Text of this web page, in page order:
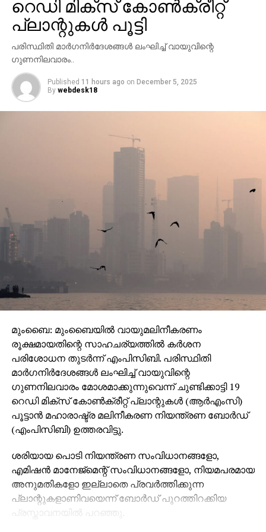
പാതവഴി തിരിച്ചുവിടുന്നുണ്ട്. സംഭത്തില്‍ അന്വേഷണം
വേണമെന്ന് സംസ്ഥാന പൊതുമരാമത്ത് മന്ത്രി മുഹമ്മദ്
റിയാസ് ആവശ്യപ്പെട്ടു.
റെഡി മിക്‌സ് കോണ്‍ക്രീറ്റ്
പ്ലാന്റുകള്‍ പൂട്ടി
പരിസ്ഥിതി മാര്‍ഗനിര്‍ദേശങ്ങള്‍ ലംഘിച്ച് വായുവിന്റെ
ഗുണനിലവാരം..
Published 11 hours ago on December 5, 2025
By webdesk18
മുംബൈ: മുംബൈയില്‍ വായുമലിനീകരണം
രൂക്ഷമായതിന്റെ സാഹചര്യത്തില്‍ കര്‍ശന
പരിശോധന തുടര്‍ന്ന് എംപിസിബി. പരിസ്ഥിതി
മാര്‍ഗനിര്‍ദേശങ്ങള്‍ ലംഘിച്ച് വായുവിന്റെ
ഗുണനിലവാരം മോശമാക്കുന്നുവെന്ന് ചുണ്ടിക്കാട്ടി 19
റെഡി മിക്‌സ് കോണ്‍ക്രീറ്റ് പ്ലാന്റുകള്‍ (ആര്‍എംസി)
പൂട്ടാന്‍ മഹാരാഷ്ട്ര മലിനീകരണ നിയന്ത്രണ ബോര്‍ഡ്
(എംപിസിബി) ഉത്തരവിട്ടു.
ശരിയായ പൊടി നിയന്ത്രണ സംവിധാനങ്ങളോ,
എമിഷന്‍ മാനേജ്മെന്റ് സംവിധാനങ്ങളോ, നിയമപരമായ
അനുമതികളോ ഇല്ലാതെ പ്രവര്‍ത്തിക്കുന്ന
പ്ലാന്റുകളാണിവയെന്ന് ബോര്‍ഡ് പുറത്തിറക്കിയ
പ്രസ്താവനയില്‍ പറഞ്ഞു.